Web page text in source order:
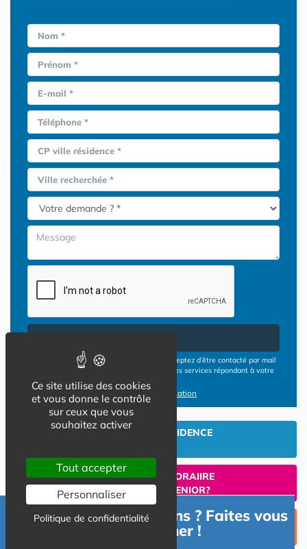
Nom *
Prénom *
E-mail *
Téléphone *
CP ville résidence *
Ville recherchée *
En cliquant sur le bouton ENVOYER vous acceptez d’être contacté par mail
ou téléphone par les opérateurs de résidences services répondant à votre
demande
Conditions d'utilisation
INVESTIR EN RESIDENCE
UN SEJOUR TEMPORAIIRE
EN RESIDENCE SENIOR?
TROUVER UNE PLACE
EN RESIDENCE SENIOR
Besoin d'informations ? Faites vous
accompagner !
Ce site utilise des cookies
et vous donne le contrôle
sur ceux que vous
souhaitez activer
Tout accepter
Personnaliser
Politique de confidentialité